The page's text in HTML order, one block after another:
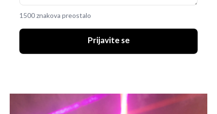
1500 znakova preostalo
Prijavite se